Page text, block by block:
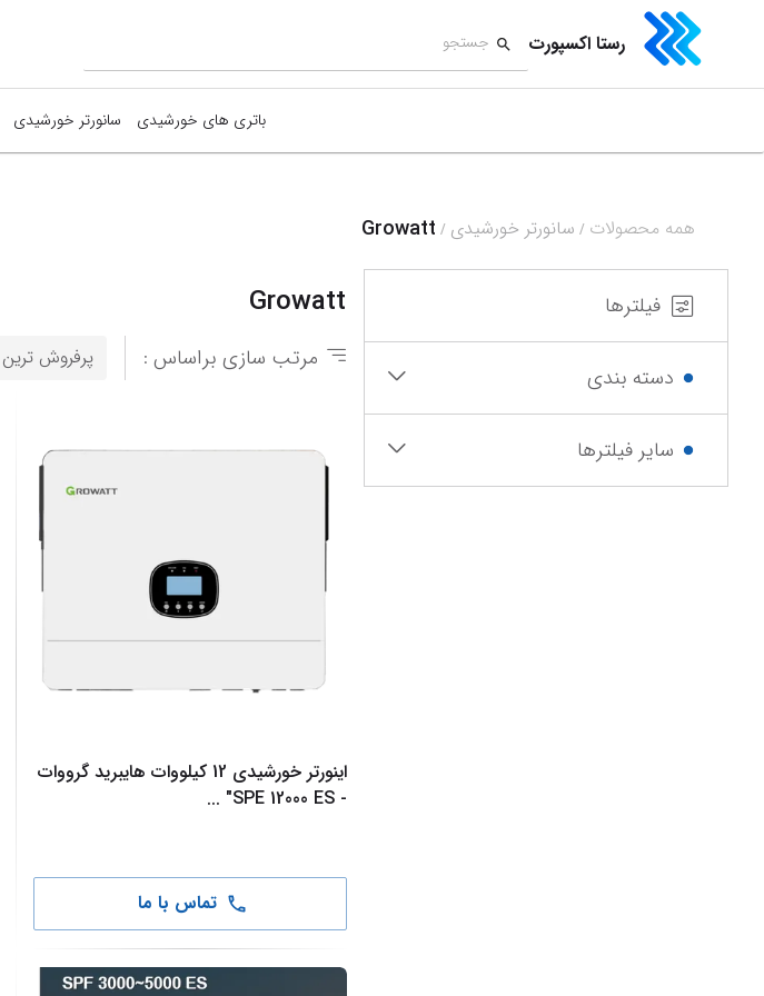
رستا اکسپورت
باتری های خورشیدی سانورتر خورشیدی
همه محصولات / سانورتر خورشیدی /
Growatt
فیلترها
دسته بندی
سایر فیلترها
Growatt
مرتب سازی براساس : پرفروش ترین
اینورتر خورشیدی 12 کیلووات هایبرید گرووات
- SPE 12000 ES"
...
تماس با ما